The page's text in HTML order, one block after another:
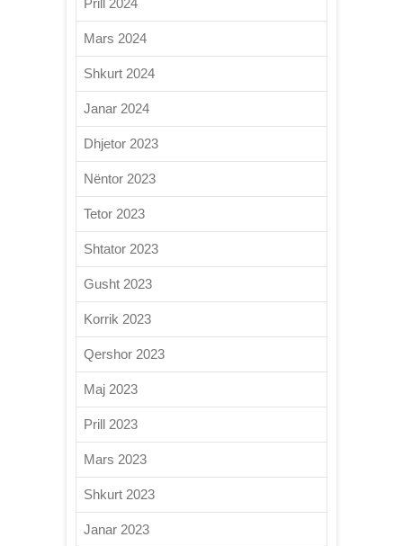
Mars 2024
Shkurt 2024
Janar 2024
Dhjetor 2023
Nëntor 2023
Tetor 2023
Shtator 2023
Gusht 2023
Korrik 2023
Qershor 2023
Maj 2023
Prill 2023
Mars 2023
Shkurt 2023
Janar 2023